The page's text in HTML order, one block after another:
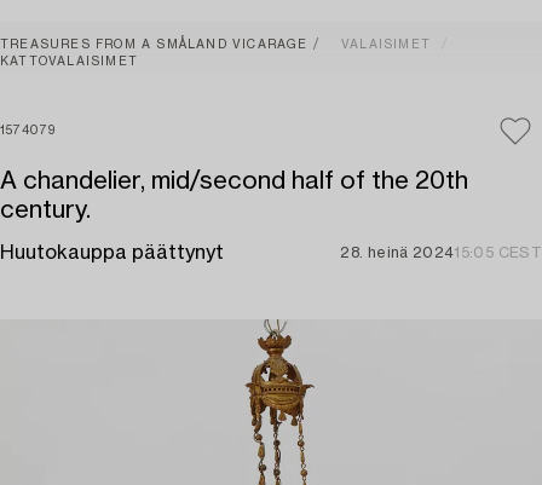
TREASURES FROM A SMÅLAND VICARAGE
VALAISIMET
KATTOVALAISIMET
1574079
A chandelier, mid/second half of the 20th
century.
Huutokauppa päättynyt 28. heinä 202415:05 CEST